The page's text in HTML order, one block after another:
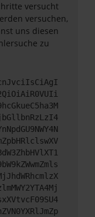
versucht
versuchen,
uns diesen
zu